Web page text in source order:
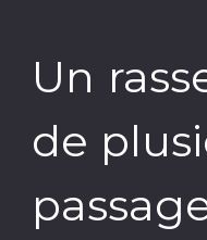
Un
de